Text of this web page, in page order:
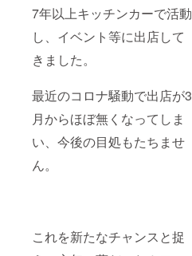
7年以上キッチンカーで活動
し、イベント等に出店して
きました。
最近のコロナ騒動で出店が3
月からほぼ無くなってしま
い、今後の目処もたちませ
ん。
これを新たなチャンスと捉